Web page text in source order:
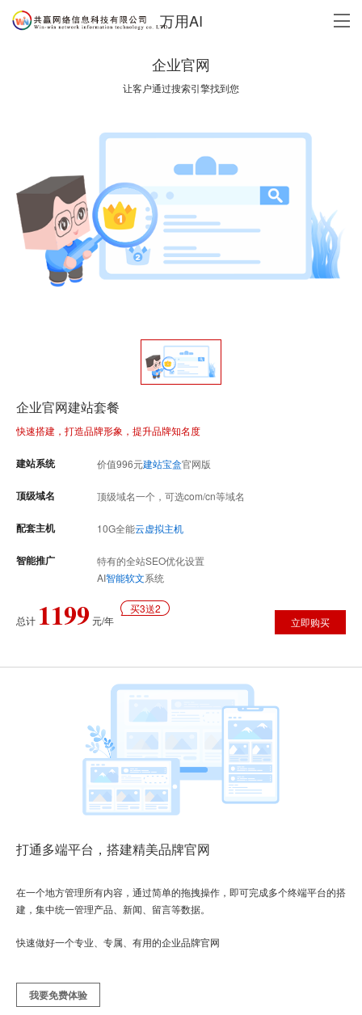
万用AI
企业官网
让客户通过搜索引擎找到您
企业官网建站套餐
快速搭建，打造品牌形象，提升品牌知名度
建站系统 价值996元建站宝盒官网版
顶级域名 顶级域名一个，可选com/cn等域名
配套主机 10G全能云虚拟主机
智能推广
特有的全站SEO优化设置
AI智能软文系统
总计 1199元/年
买3送2
立即购买
打通多端平台，搭建精美品牌官网
在一个地方管理所有内容，通过简单的拖拽操作，即可完成多个终端平台的搭
建，集中统一管理产品、新闻、留言等数据。
快速做好一个专业、专属、有用的企业品牌官网
我要免费体验